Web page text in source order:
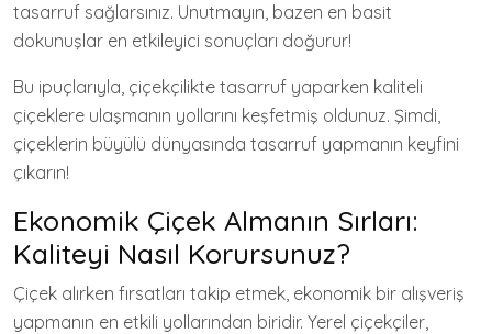
tasarruf sağlarsınız. Unutmayın, bazen en basit
dokunuşlar en etkileyici sonuçları doğurur!
Bu ipuçlarıyla, çiçekçilikte tasarruf yaparken kaliteli
çiçeklere ulaşmanın yollarını keşfetmiş oldunuz. Şimdi,
çiçeklerin büyülü dünyasında tasarruf yapmanın keyfini
çıkarın!
Ekonomik Çiçek Almanın Sırları:
Kaliteyi Nasıl Korursunuz?
Çiçek alırken fırsatları takip etmek, ekonomik bir alışveriş
yapmanın en etkili yollarından biridir. Yerel çiçekçiler,